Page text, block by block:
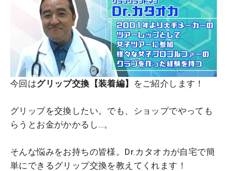
今回はグリップ交換【装着編】 をご紹介します！
グリップを交換したい。でも、ショップでやっても
らうとお金がかかるし…。
そんな悩みをお持ちの皆様。Dr.カタオカが自宅で簡
単にできるグリップ交換を教えてくれます！